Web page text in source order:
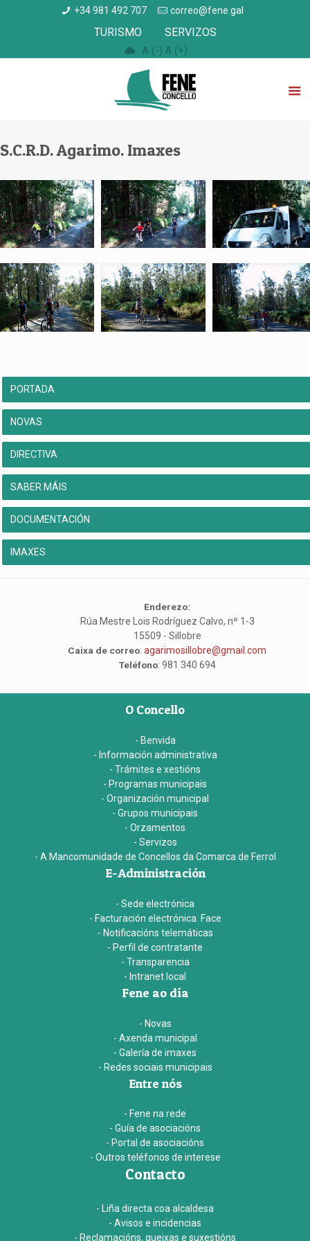
+34 981 492 707 correo@fene.gal
TURISMO SERVIZOS
A (-) A (+)
S.C.R.D. Agarimo. Imaxes
PORTADA
NOVAS
DIRECTIVA
SABER MÁIS
DOCUMENTACIÓN
IMAXES
Enderezo:
Rúa Mestre Lois Rodríguez Calvo, nº 1-3
15509 - Sillobre
Caixa de correo:agarimosillobre@gmail.com
Teléfono: 981 340 694
O Concello
- Benvida
- Información administrativa
- Trámites e xestións
- Programas municipais
- Organización municipal
- Grupos municipais
- Orzamentos
- Servizos
- A Mancomunidade de Concellos da Comarca de Ferrol
E-Administración
- Sede electrónica
- Facturación electrónica. Face
- Notificacións telemáticas
- Perfil de contratante
- Transparencia
- Intranet local
Fene ao día
- Novas
- Axenda municipal
- Galería de imaxes
- Redes sociais municipais
Entre nós
- Fene na rede
- Guía de asociacións
- Portal de asociacións
- Outros teléfonos de interese
Contacto
- Liña directa coa alcaldesa
- Avisos e incidencias
- Reclamacións, queixas e suxestións